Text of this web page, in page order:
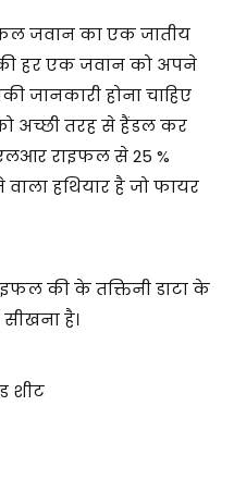
जवान का एक जातीय
हर एक जवान को अपने
जानकारी होना चाहिए
अच्छी तरह से हैंडल कर
राइफल से 25 %
हथियार है जो फायर
की के तक्तिनी डाटा के
है।
शीट